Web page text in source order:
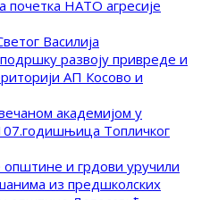
НАТО агресије
Василија
развоју привреде и
АП Косово и
академијом у
Топличког
општине и грдови уручили
из предшколских